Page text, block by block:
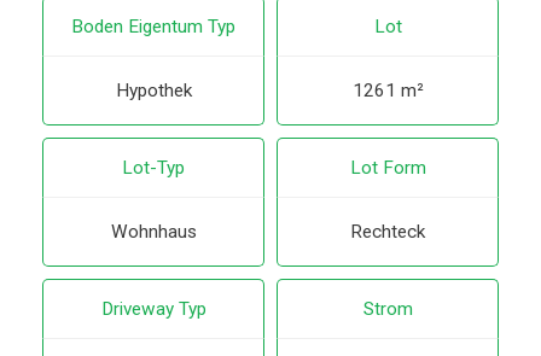
Boden Eigentum Typ
Hypothek
Lot
1261 m²
Lot-Typ
Wohnhaus
Lot Form
Rechteck
Driveway Typ Strom